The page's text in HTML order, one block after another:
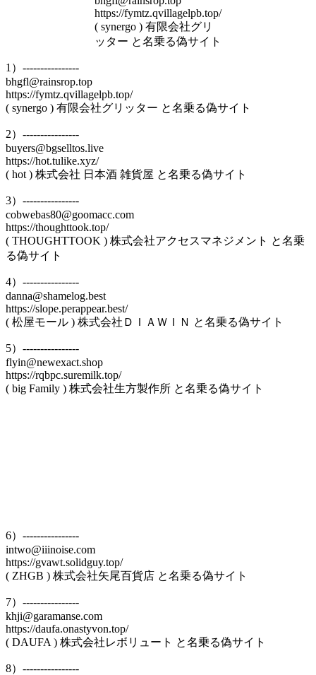
https://fymtz.qvillagelpb.top/
( synergo ) 有限会社グリ
ッター と名乗る偽サイト
1）----------------
bhgfl@rainsrop.top
https://fymtz.qvillagelpb.top/
( synergo ) 有限会社グリッター と名乗る偽サイト
2）----------------
buyers@bgselltos.live
https://hot.tulike.xyz/
( hot ) 株式会社 日本酒 雑貨屋 と名乗る偽サイト
3）----------------
cobwebas80@goomacc.com
https://thoughttook.top/
( THOUGHTTOOK ) 株式会社アクセスマネジメント と名乗
る偽サイト
4）----------------
danna@shamelog.best
https://slope.perappear.best/
( 松屋モール ) 株式会社ＤＩＡＷＩＮ と名乗る偽サイト
5）----------------
flyin@newexact.shop
https://rqbpc.suremilk.top/
( big Family ) 株式会社生方製作所 と名乗る偽サイト
6）----------------
intwo@iiinoise.com
https://gvawt.solidguy.top/
( ZHGB ) 株式会社矢尾百貨店 と名乗る偽サイト
7）----------------
khji@garamanse.com
https://daufa.onastyvon.top/
( DAUFA ) 株式会社レボリュート と名乗る偽サイト
8）----------------